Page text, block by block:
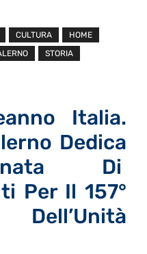
CULTURA
HOME
STORIA
Italia.
Dedica
Di
Per Il 157°
Dell’Unità